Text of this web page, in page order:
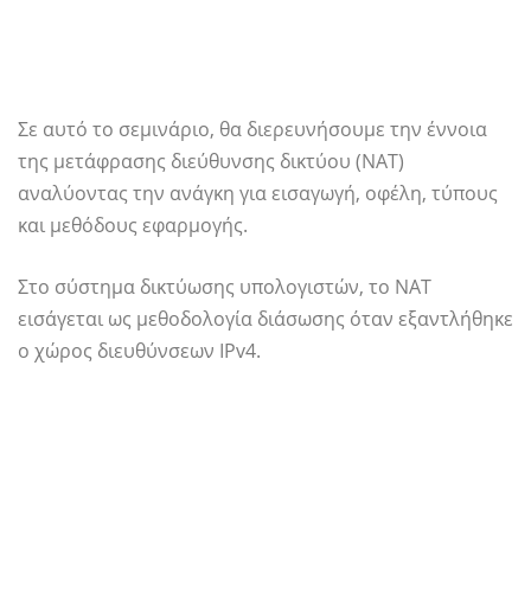
Σε αυτό το σεμινάριο, θα διερευνήσουμε την έννοια
της μετάφρασης διεύθυνσης δικτύου (NAT)
αναλύοντας την ανάγκη για εισαγωγή, οφέλη, τύπους
και μεθόδους εφαρμογής.
Στο σύστημα δικτύωσης υπολογιστών, το NAT
εισάγεται ως μεθοδολογία διάσωσης όταν εξαντλήθηκε
ο χώρος διευθύνσεων IPv4.